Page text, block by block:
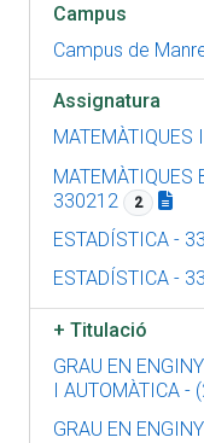
Campus
Campus de
Assignatura
MATEMÀTIQUES
MATEMÀTIQUES
330212
2
ESTADÍSTICA -
ESTADÍSTICA -
+Titulació
GRAU EN
I AUTOMÀTICA -
GRAU EN